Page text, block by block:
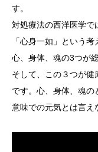
す。
対処療法の西洋医学で
「心身一如」という
心、身体、魂の3つが
そして、この３つが
です。心、身体、魂
意味での元気とは言え